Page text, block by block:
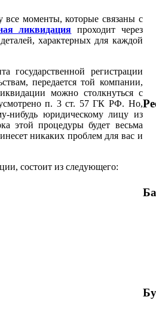
все моменты, которые связаны с
ликвидация проходит через
характерных для каждой
государственной регистрации
передается той компании,
можно столкнуться с
п. 3 ст. 57 ГК РФ. Но,
нибудь юридическому лицу из
этой процедуры будет весьма
никаких проблем для вас и
состоит из следующего: